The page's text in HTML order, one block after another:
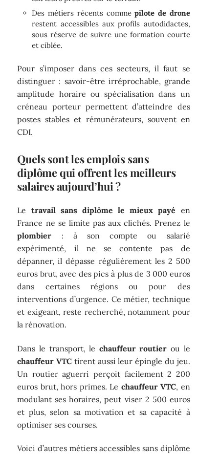
Des métiers récents commepilote de drone
restent accessibles aux profils autodidactes,
sous réserve de suivre une formation courte
et ciblée.
Pour s’imposer dans ces secteurs, il faut se
distinguer : savoir-être irréprochable, grande
amplitude horaire ou spécialisation dans un
créneau porteur permettent d’atteindre des
postes stables et rémunérateurs, souvent en
CDI.
Quels sont les emplois sans
diplôme qui offrent les meilleurs
salaires aujourd’hui ?
Le travail sans diplôme le mieux payé en
France ne se limite pas aux clichés. Prenez le
plombier : à son compte ou salarié
expérimenté, il ne se contente pas de
dépanner, il dépasse régulièrement les 2 500
euros brut, avec des pics à plus de 3 000 euros
dans certaines régions ou pour des
interventions d’urgence. Ce métier, technique
et exigeant, reste recherché, notamment pour
la rénovation.
Dans le transport, le chauffeur routier ou le
chauffeur VTC tirent aussi leur épingle du jeu.
Un routier aguerri perçoit facilement 2 200
euros brut, hors primes. Le chauffeur VTC, en
modulant ses horaires, peut viser 2 500 euros
et plus, selon sa motivation et sa capacité à
optimiser ses courses.
Voici d’autres métiers accessibles sans diplôme